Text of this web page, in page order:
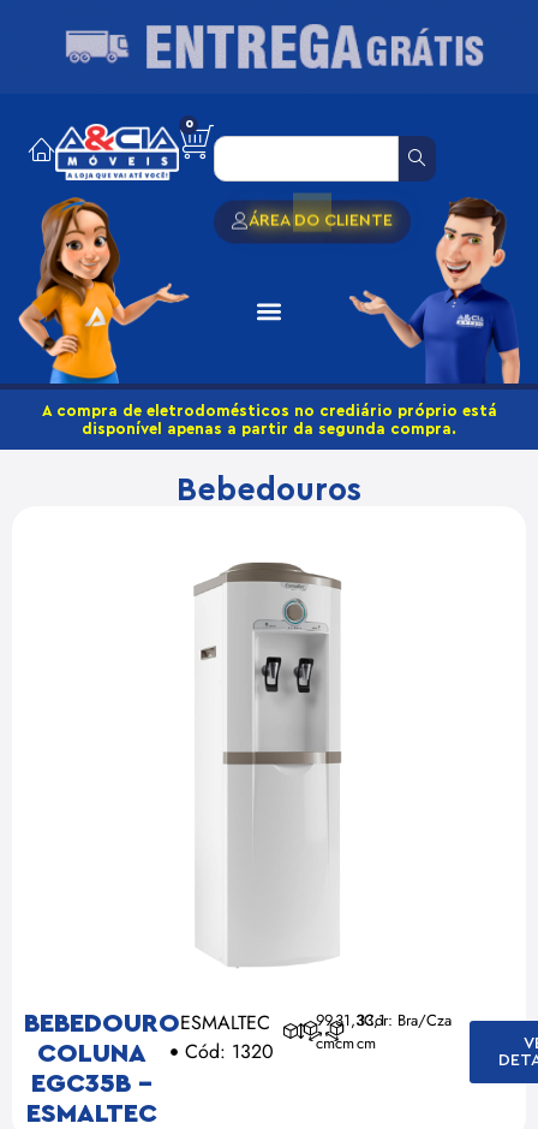
0
ÁREA DO CLIENTE
A compra de eletrodomésticos no crediário próprio está
disponível apenas a partir da segunda compra.
Bebedouros
BEBEDOURO
COLUNA
EGC35B –
ESMALTEC
ESMALTEC
Cód: 1320
99
cm
31,3
cm
33,1
cm
Cor: Bra/Cza